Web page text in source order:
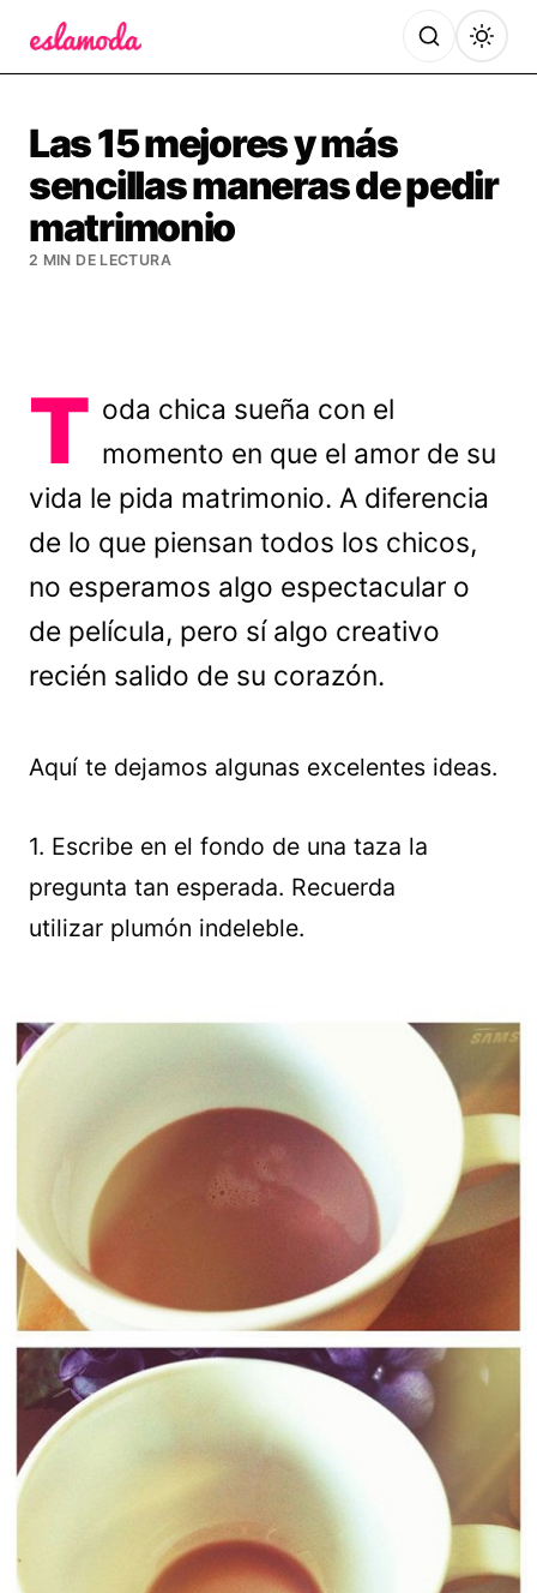
Las 15 mejores y más
sencillas maneras de pedir
matrimonio
2 MIN DE LECTURA
T oda chica sueña con el
momento en que el amor de su
vida le pida matrimonio. A diferencia
de lo que piensan todos los chicos,
no esperamos algo espectacular o
de película, pero sí algo creativo
recién salido de su corazón.
Aquí te dejamos algunas excelentes ideas.
1. Escribe en el fondo de una taza la
pregunta tan esperada. Recuerda
utilizar plumón indeleble.